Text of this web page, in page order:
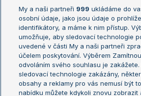
Žebříček ATP (muži)
Žebříček WTA (ženy)
Sázkařský žebříček
Australian
French Open
Wimbledon
US Open
Turnaj mistrů
Turnaj
Aktualní trendy
My a naši partneři 999 ukládáme do
osobní údaje, jako jsou údaje o
identifikátory, a máme k nim přístup.
umožňuje, aby sledovací technologie
uvedené v části My a naši partneři
účelem poskytování. Výběrem
odvoláním svého souhlasu je zakážete.
sledovací technologie zakázány,
obsahy a reklamy pro vás nemusí být
nabídku můžete kdykoli znovu zobrazit